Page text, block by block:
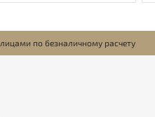
по безналичному расчету